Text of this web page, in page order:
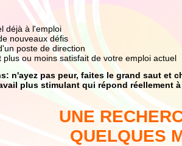
déjà à l'emploi
nouveaux défis
poste de direction
plus ou moins satisfait de votre emploi actuel
pas peur, faites le grand saut et
plus stimulant qui répond réellement
UNE
QUELQUES